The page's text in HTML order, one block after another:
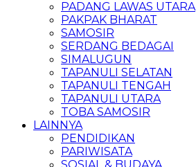
PADANG LAWAS UTARA
PAKPAK BHARAT
SAMOSIR
SERDANG BEDAGAI
SIMALUGUN
TAPANULI SELATAN
TAPANULI TENGAH
TAPANULI UTARA
TOBA SAMOSIR
LAINNYA
PENDIDIKAN
PARIWISATA